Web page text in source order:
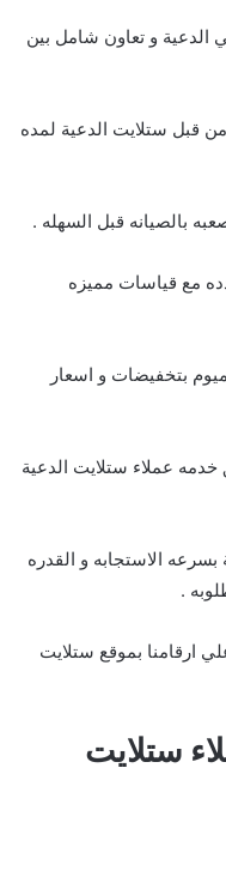
الدعية و تعاون شامل بين
قبل ستلايت الدعية لمده
بالصيانه قبل السهله .
مع قياسات مميزه
بتخفيضات و اسعار
عملاء ستلايت الدعية
بسرعه الاستجابه و القدره
.
ارقامنا بموقع ستلايت
ستلايت